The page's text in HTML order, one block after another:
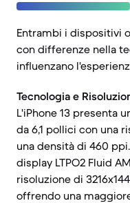
Entrambi i dispositivi
con differenze nella
influenzano
Tecnologia e
L'iPhone 13 presenta
da 6,1 pollici con una
una densità di 460
display LTPO2 Fluid
risoluzione di
offrendo una